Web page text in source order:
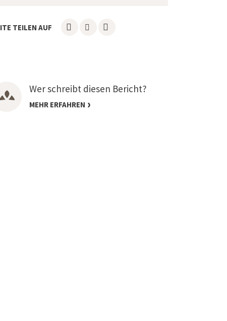
TEILEN AUF
Wer schreibt diesen Bericht?
MEHR ERFAHREN